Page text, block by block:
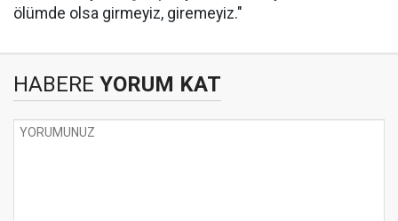
ölümde olsa girmeyiz, giremeyiz."
HABERE YORUM KAT